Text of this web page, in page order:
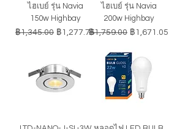
ไฮเบย์ รุ่น Navia
150w Highbay
ราคาปกติ
฿1,345.00 ราคาขายลด
฿1,277.75
ไฮเบย์ รุ่น Navia
200w Highbay
ราคาปกติ
฿1,759.00 ราคาขายลด
฿1,671.05